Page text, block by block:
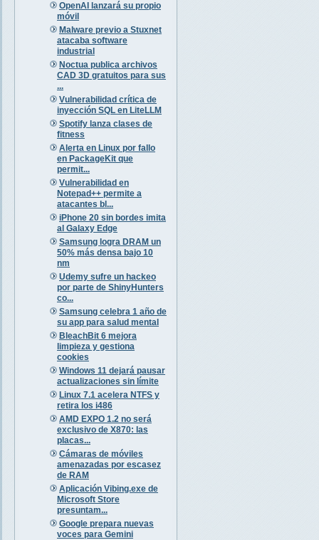
OpenAI lanzará su propio
móvil
Malware previo a Stuxnet
atacaba software
industrial
Noctua publica archivos
CAD 3D gratuitos para sus
...
Vulnerabilidad crítica de
inyección SQL en LiteLLM
Spotify lanza clases de
fitness
Alerta en Linux por fallo
en PackageKit que
permit...
Vulnerabilidad en
Notepad++ permite a
atacantes bl...
iPhone 20 sin bordes imita
al Galaxy Edge
Samsung logra DRAM un
50% más densa bajo 10
nm
Udemy sufre un hackeo
por parte de ShinyHunters
co...
Samsung celebra 1 año de
su app para salud mental
BleachBit 6 mejora
limpieza y gestiona
cookies
Windows 11 dejará pausar
actualizaciones sin límite
Linux 7.1 acelera NTFS y
retira los i486
AMD EXPO 1.2 no será
exclusivo de X870: las
placas...
Cámaras de móviles
amenazadas por escasez
de RAM
Aplicación Vibing.exe de
Microsoft Store
presuntam...
Google prepara nuevas
voces para Gemini